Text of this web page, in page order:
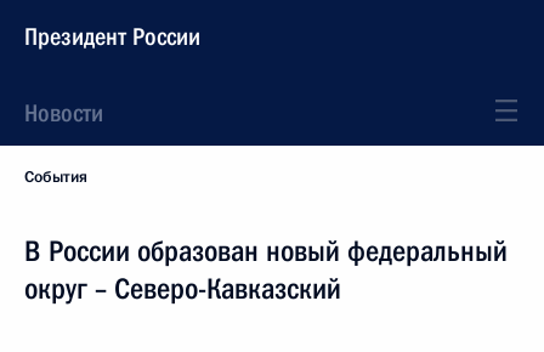
Президент России
Новости
События
В России образован новый федеральный
округ – Северо-Кавказский